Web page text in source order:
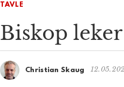
TAVLE
Biskop
Christian Skaug